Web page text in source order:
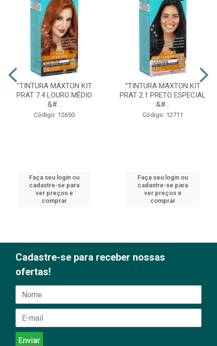
”TINTURA MAXTON KIT
PRAT 7.4 LOURO MÉDIO
&#...
Código: 12650
Faça seu login ou
cadastre-se para
ver preços e
comprar
”TINTURA MAXTON KIT
PRAT 2.1 PRETO ESPECIAL
&#...
Código: 12711
Faça seu login ou
cadastre-se para
ver preços e
comprar
Cadastre-se para receber nossas
ofertas!